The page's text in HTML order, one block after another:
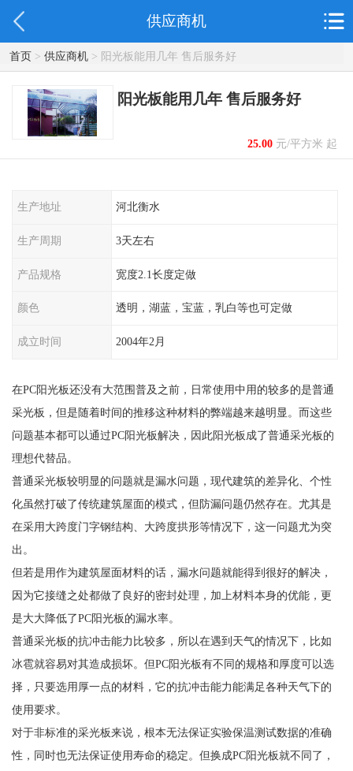
供应商机
首页> 供应商机> 阳光板能用几年 售后服务好
阳光板能用几年 售后服务好
25.00元/平方米 起
生产地址 河北衡水
生产周期 3天左右
产品规格 宽度2.1长度定做
颜色 透明，湖蓝，宝蓝，乳白等也可定做
成立时间 2004年2月
在PC阳光板还没有大范围普及之前，日常使用中用的较多的是普通
采光板，但是随着时间的推移这种材料的弊端越来越明显。而这些
问题基本都可以通过PC阳光板解决，因此阳光板成了普通采光板的
理想代替品。
普通采光板较明显的问题就是漏水问题，现代建筑的差异化、个性
化虽然打破了传统建筑屋面的模式，但防漏问题仍然存在。尤其是
在采用大跨度门字钢结构、大跨度拱形等情况下，这一问题尤为突
出。
但若是用作为建筑屋面材料的话，漏水问题就能得到很好的解决，
因为它接缝之处都做了良好的密封处理，加上材料本身的优能，更
是大大降低了PC阳光板的漏水率。
普通采光板的抗冲击能力比较多，所以在遇到天气的情况下，比如
冰雹就容易对其造成损坏。但PC阳光板有不同的规格和厚度可以选
择，只要选用厚一点的材料，它的抗冲击能力能满足各种天气下的
使用要求。
对于非标准的采光板来说，根本无法保证实验保温测试数据的准确
性，同时也无法保证使用寿命的稳定。但换成PC阳光板就不同了，